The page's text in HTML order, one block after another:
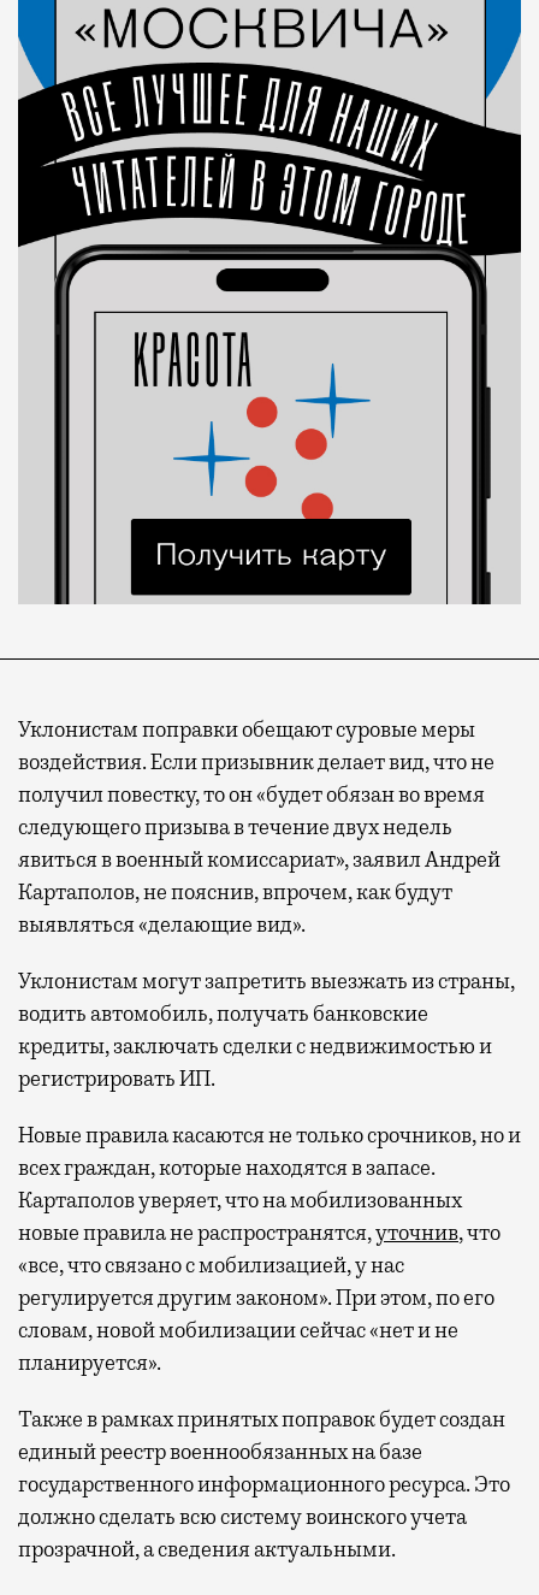
Уклонистам поправки обещают суровые меры
воздействия. Если призывник делает вид, что не
получил повестку, то он «будет обязан во время
следующего призыва в течение двух недель
явиться в военный комиссариат», заявил Андрей
Картаполов, не пояснив, впрочем, как будут
выявляться «делающие вид».
Уклонистам могут запретить выезжать из страны,
водить автомобиль, получать банковские
кредиты, заключать сделки с недвижимостью и
регистрировать ИП.
Новые правила касаются не только срочников, но и
всех граждан, которые находятся в запасе.
Картаполов уверяет, что на мобилизованных
новые правила не распространятся,уточнив, что
«все, что связано с мобилизацией, у нас
регулируется другим законом». При этом, по его
словам, новой мобилизации сейчас «нет и не
планируется».
Также в рамках принятых поправок будет создан
единый реестр военнообязанных на базе
государственного информационного ресурса. Это
должно сделать всю систему воинского учета
прозрачной, а сведения актуальными.